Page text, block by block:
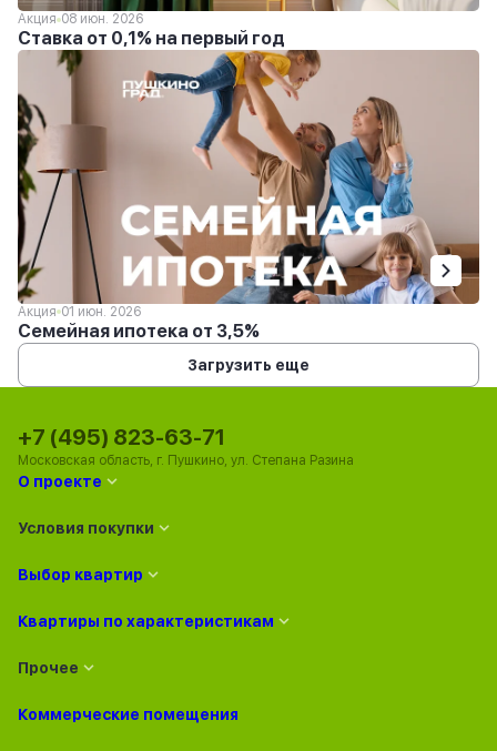
Акция 08 июн. 2026
Ставка от 0,1% на первый год
Акция 01 июн. 2026
Семейная ипотека от 3,5%
Загрузить еще
О проекте
Условия покупки
Выбор квартир
Квартиры по характеристикам
Прочее
Коммерческие помещения
+7 (495) 823-63-71
Московская область, г. Пушкино, ул. Степана Разина